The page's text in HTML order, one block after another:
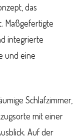
das
Maßgefertigte
integrierte
und eine
Schlafzimmer,
mit einer
Auf der